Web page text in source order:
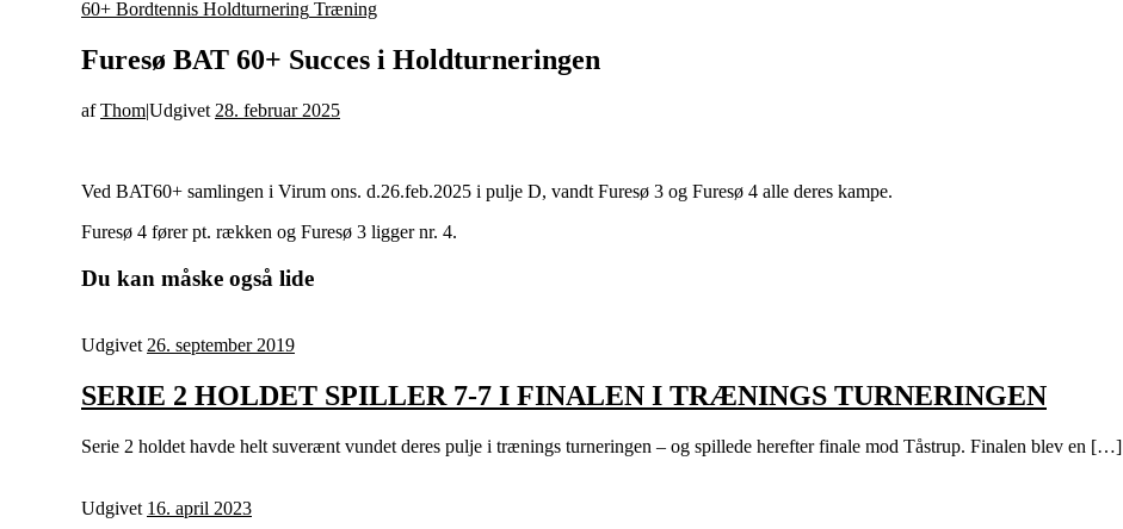
60+ Bordtennis Holdturnering Træning
Furesø BAT 60+ Succes i Holdturneringen
afThom|Udgivet 28. februar 2025
Ved BAT60+ samlingen i Virum ons. d.26.feb.2025 i pulje D, vandt Furesø 3 og Furesø 4 alle deres kampe.
Furesø 4 fører pt. rækken og Furesø 3 ligger nr. 4.
Du kan måske også lide
Udgivet 26. september 2019
SERIE 2 HOLDET SPILLER 7-7 I FINALEN I TRÆNINGS TURNERINGEN
Serie 2 holdet havde helt suverænt vundet deres pulje i trænings turneringen – og spillede herefter finale mod Tåstrup. Finalen blev en […]
Udgivet 16. april 2023